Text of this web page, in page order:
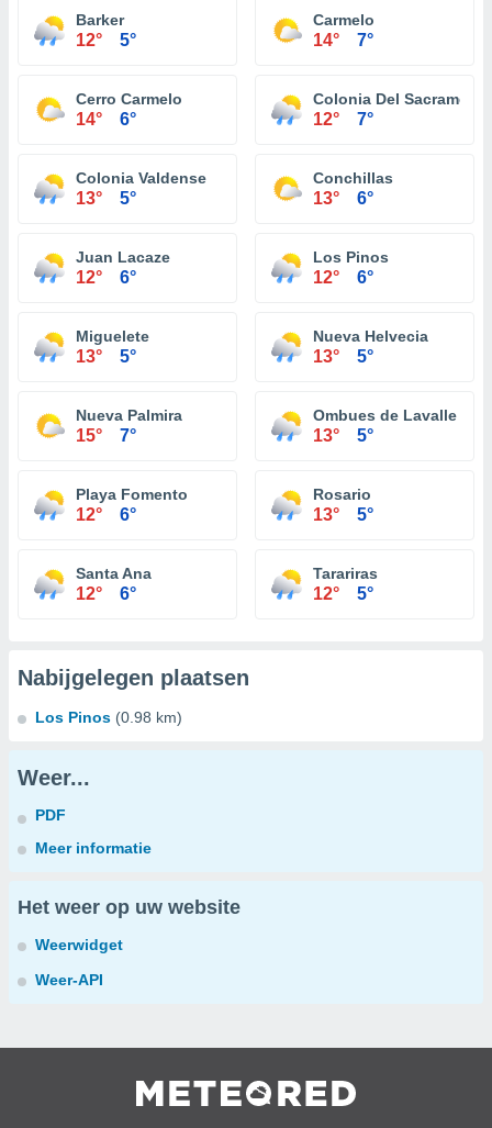
Barker
12° 5°
Carmelo
14° 7°
Cerro Carmelo
14° 6°
Colonia Del Sacramento
12° 7°
Colonia Valdense
13° 5°
Conchillas
13° 6°
Juan Lacaze
12° 6°
Los Pinos
12° 6°
Miguelete
13° 5°
Nueva Helvecia
13° 5°
Nueva Palmira
15° 7°
Ombues de Lavalle
13° 5°
Playa Fomento
12° 6°
Rosario
13° 5°
Santa Ana
12° 6°
Tarariras
12° 5°
Nabijgelegen plaatsen
Los Pinos (0.98 km)
Weer...
PDF
Meer informatie
Het weer op uw website
Weerwidget
Weer-API